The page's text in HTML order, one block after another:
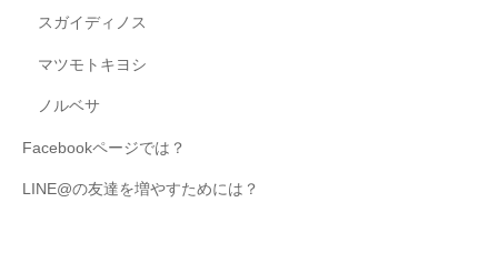
スガイディノス
マツモトキヨシ
ノルベサ
Facebookページでは？
LINE@の友達を増やすためには？